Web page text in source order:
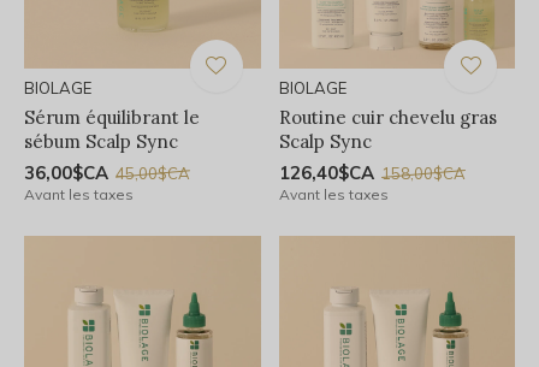
BIOLAGE
Sérum équilibrant le
sébum Scalp Sync
36,00$CA 45,00$CA
Avant les taxes
BIOLAGE
Routine cuir chevelu gras
Scalp Sync
126,40$CA 158,00$CA
Avant les taxes